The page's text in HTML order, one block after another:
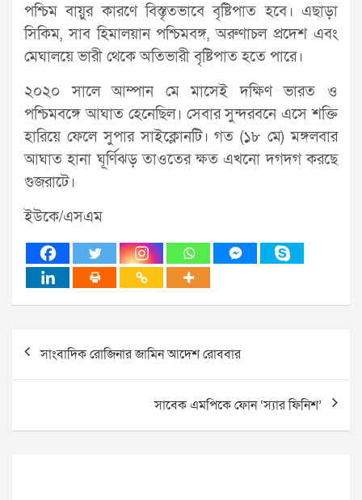
পশ্চিম বায়ুর কারণে বিস্তৃতভাবে বৃষ্টিপাত হবে। এছাড়া
সিকিম, সাব হিমালয়ান পশ্চিমবঙ্গ, অরুণাচল প্রদেশ এবং
মেঘালয়ে ভারী থেকে অতিভারী বৃষ্টিপাত হতে পারে।
২০২০ সালে আম্পান মে মাসেই দক্ষিণ ভারত ও
পশ্চিমবঙ্গে আঘাত হেনেছিল। সেবার সুন্দরবনে এসে শক্তি
হারিয়ে ফেলে সুপার সাইক্লোনটি। গত (১৮ মে) মঙ্গলবার
আঘাত হানা ঘূর্ণিঝড় তাওতের ক্ষত এখনো দগদগ করছে
গুজরাটে।
ইউকে/এসএম
Post
navigation
সাংবাদিক রোজিনার জামিন আদেশ রোববার
সাবেক এমপিকে ফোন ‘স্যার ফিনিশ’